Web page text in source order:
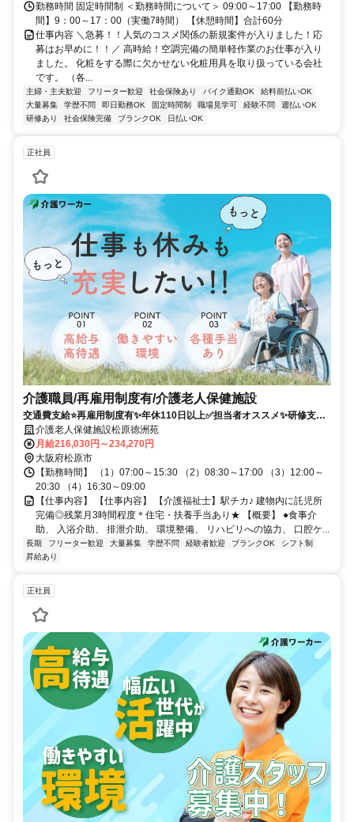
勤務時間 固定時間制 ＜勤務時間について＞ 09:00～17:00 【勤務時
間】9：00～17：00（実働7時間） 【休憩時間】合計60分
仕事内容 ＼急募！！人気のコスメ関係の新規案件が入りました！応
募はお早めに！！／ 高時給！空調完備の簡単軽作業のお仕事が入り
ました。 化粧をする際に欠かせない化粧用具を取り扱っている会社
です。 （各...
主婦・主夫歓迎 フリーター歓迎 社会保険あり バイク通勤OK
給料前払いOK
大量募集
学歴不問 即日勤務OK 固定時間制 職場見学可 経験不問
週払いOK
研修あり
社会保険完備 ブランクOK 日払いOK
正社員
介護職員/再雇用制度有/介護老人保健施設
交通費支給⭐️再雇用制度有✨年休110日以上✅️担当者オススメ✨研修支援
有⭕️経験者優遇✨車通勤ＯＫ❗️駅チカ
介護老人保健施設松原徳洲苑
月給216,030円～234,270円
大阪府松原市
【勤務時間】 （1）07:00～15:30 （2）08:30～17:00 （3）12:00～
20:30 （4）16:30～09:00
【仕事内容】 【仕事内容】 【介護福祉士】駅チカ♪ 建物内に託児所
完備◎残業月3時間程度＊住宅・扶養手当あり★ 【概要】 ●食事介
助、 入浴介助、 排泄介助、 環境整備、 リハビリへの協力、 口腔ケ...
長期 フリーター歓迎 大量募集 学歴不問 経験者歓迎 ブランクOK
シフト制
昇給あり
正社員